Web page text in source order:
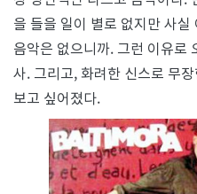
을 들을 일이 별로 없지만 사
음악은 없으니까. 그런 이유로
사. 그리고, 화려한 신스로 무
보고 싶어졌다.